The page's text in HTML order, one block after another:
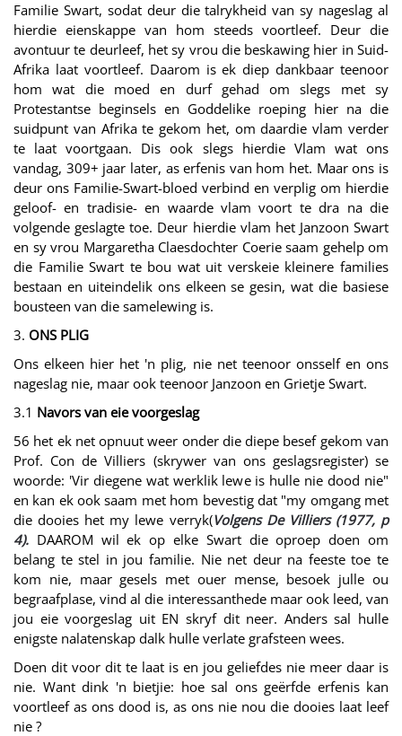
Familie Swart, sodat deur die talrykheid van sy nageslag al
hierdie eienskappe van hom steeds voortleef. Deur die
avontuur te deurleef, het sy vrou die beskawing hier in Suid-
Afrika laat voortleef. Daarom is ek diep dankbaar teenoor
hom wat die moed en durf gehad om slegs met sy
Protestantse beginsels en Goddelike roeping hier na die
suidpunt van Afrika te gekom het, om daardie vlam verder
te laat voortgaan. Dis ook slegs hierdie Vlam wat ons
vandag, 309+ jaar later, as erfenis van hom het. Maar ons is
deur ons Familie-Swart-bloed verbind en verplig om hierdie
geloof- en tradisie- en waarde vlam voort te dra na die
volgende geslagte toe. Deur hierdie vlam het Janzoon Swart
en sy vrou Margaretha Claesdochter Coerie saam gehelp om
die Familie Swart te bou wat uit verskeie kleinere families
bestaan en uiteindelik ons elkeen se gesin, wat die basiese
bousteen van die samelewing is.
3. ONS PLIG
Ons elkeen hier het 'n plig, nie net teenoor onsself en ons
nageslag nie, maar ook teenoor Janzoon en Grietje Swart.
3.1 Navors van eie voorgeslag
56 het ek net opnuut weer onder die diepe besef gekom van
Prof. Con de Villiers (skrywer van ons geslagsregister) se
woorde: 'Vir diegene wat werklik lewe is hulle nie dood nie"
en kan ek ook saam met hom bevestig dat "my omgang met
die dooies het my lewe verryk(Volgens De Villiers (1977, p
4). DAAROM wil ek op elke Swart die oproep doen om
belang te stel in jou familie. Nie net deur na feeste toe te
kom nie, maar gesels met ouer mense, besoek julle ou
begraafplase, vind al die interessanthede maar ook leed, van
jou eie voorgeslag uit EN skryf dit neer. Anders sal hulle
enigste nalatenskap dalk hulle verlate grafsteen wees.
Doen dit voor dit te laat is en jou geliefdes nie meer daar is
nie. Want dink 'n bietjie: hoe sal ons geërfde erfenis kan
voortleef as ons dood is, as ons nie nou die dooies laat leef
nie ?